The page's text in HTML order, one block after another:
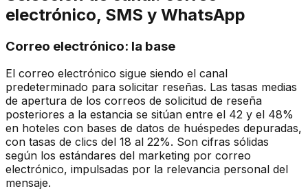
electrónico, SMS y WhatsApp
Correo electrónico: la base
El correo electrónico sigue siendo el canal
predeterminado para solicitar reseñas. Las tasas medias
de apertura de los correos de solicitud de reseña
posteriores a la estancia se sitúan entre el 42 y el 48%
en hoteles con bases de datos de huéspedes depuradas,
con tasas de clics del 18 al 22%. Son cifras sólidas
según los estándares del marketing por correo
electrónico, impulsadas por la relevancia personal del
mensaje.